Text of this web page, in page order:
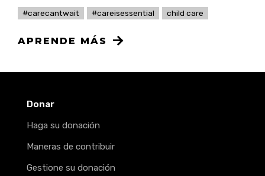
#carecantwait #careisessential child care
APRENDE MÁS
Donar
Haga su donación
Maneras de contribuir
Gestione su donación